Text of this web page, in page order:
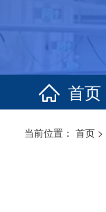
首页
当前位置： 首页 >